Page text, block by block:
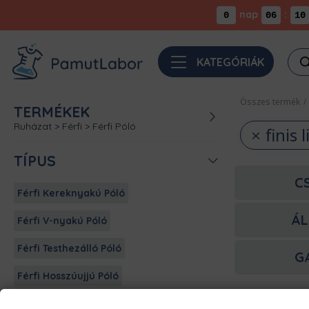
0 nap 06 : 10
KATEGÓRIÁK
TERMÉKEK
Ruházat > Férfi > Férfi Póló
TÍPUS
Férfi Kereknyakú Póló
Férfi V-nyakú Póló
Férfi Testhezálló Póló
Férfi Hosszúujjú Póló
Összes termék /
finis